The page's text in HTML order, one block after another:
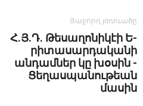
Յաջորդ յօդուածը
Հ.Յ.Դ. ­Թե­սա­ղո­նի­կէի Ե­
րի­տա­սար­դա­կա­նի
ան­դամ­ներ կը խօ­սին ­
Ցե­ղաս­պա­նու­թեան
մա­սին